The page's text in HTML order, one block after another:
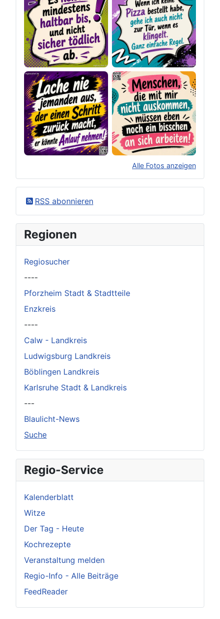
Alle Fotos anzeigen
RSS abonnieren
Regionen
Regiosucher
----
Pforzheim Stadt & Stadtteile
Enzkreis
----
Calw - Landkreis
Ludwigsburg Landkreis
Böblingen Landkreis
Karlsruhe Stadt & Landkreis
---
Blaulicht-News
Suche
Regio-Service
Kalenderblatt
Witze
Der Tag - Heute
Kochrezepte
Veranstaltung melden
Regio-Info - Alle Beiträge
FeedReader